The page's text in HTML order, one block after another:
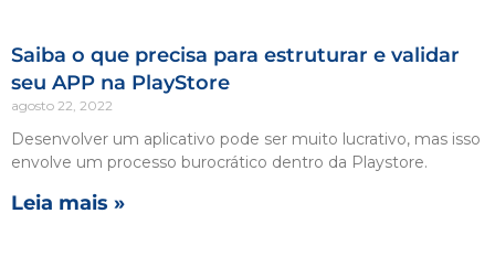
Saiba o que precisa para estruturar e validar
seu APP na PlayStore
agosto 22, 2022
Desenvolver um aplicativo pode ser muito lucrativo, mas isso
envolve um processo burocrático dentro da Playstore.
Leia mais »